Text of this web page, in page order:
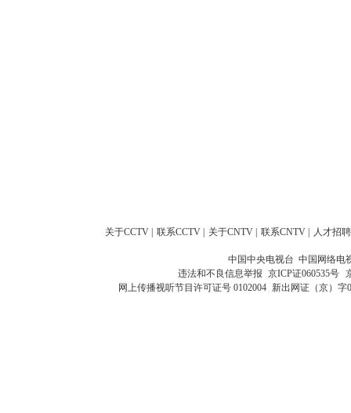
关于CCTV 联系CCTV 关于CNTV 联系CNTV 人才招聘
中国中央电视台 中国网络电
违法和不良信息举报 京ICP证060535号
网上传播视听节目许可证号 0102004 新出网证（京）